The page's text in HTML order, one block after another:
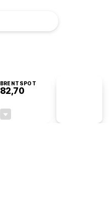
BRENTSPOT
82,70